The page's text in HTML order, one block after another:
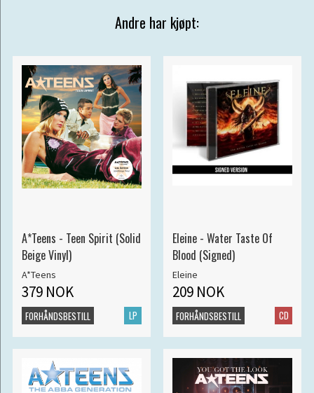
Andre har kjøpt:
A*Teens - Teen Spirit (Solid
Beige Vinyl)
A*Teens
379 NOK
LP
FORHÅNDSBESTILL
Eleine - Water Taste Of
Blood (Signed)
Eleine
209 NOK
CD
FORHÅNDSBESTILL